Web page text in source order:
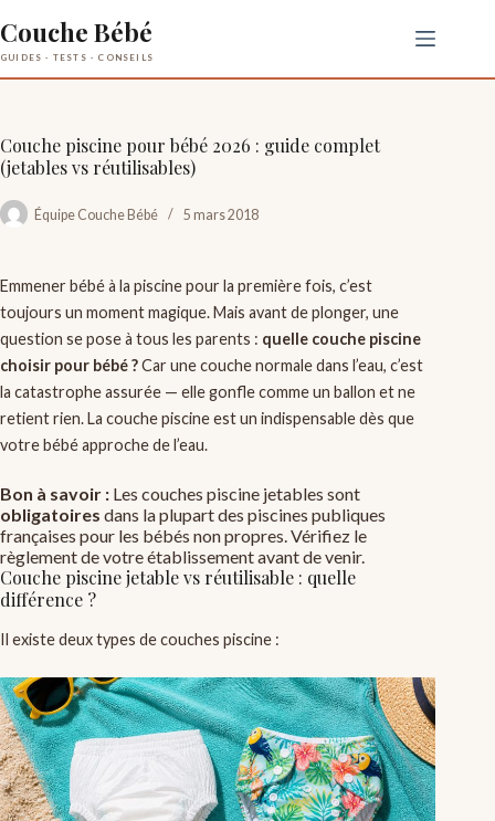
au
contenu
Couche Bébé
Couche piscine pour bébé 2026 : guide complet
(jetables vs réutilisables)
Équipe Couche Bébé 5 mars 2018
Emmener bébé à la piscine pour la première fois, c’est
toujours un moment magique. Mais avant de plonger, une
question se pose à tous les parents : quelle couche piscine
choisir pour bébé ?Car une couche normale dans l’eau, c’est
la catastrophe assurée — elle gonfle comme un ballon et ne
retient rien. La couche piscine est un indispensable dès que
votre bébé approche de l’eau.
Bon à savoir : Les couches piscine jetables sont
obligatoires dans la plupart des piscines publiques
françaises pour les bébés non propres. Vérifiez le
règlement de votre établissement avant de venir.
Couche piscine jetable vs réutilisable : quelle
différence ?
Il existe deux types de couches piscine :